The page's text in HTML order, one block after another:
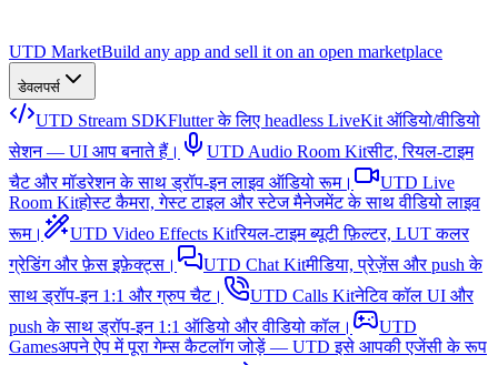
UTD MarketBuild any app and sell it on an open marketplace
डेवलपर्स
UTD Stream SDKFlutter के लिए headless LiveKit ऑडियो/वीडियो
सेशन — UI आप बनाते हैं।
UTD Audio Room Kitसीट, रियल-टाइम
चैट और मॉडरेशन के साथ ड्रॉप-इन लाइव ऑडियो रूम।
UTD Live
Room Kitहोस्ट कैमरा, गेस्ट टाइल और स्टेज मैनेजमेंट के साथ वीडियो लाइव
रूम।
UTD Video Effects Kitरियल-टाइम ब्यूटी फ़िल्टर, LUT कलर
ग्रेडिंग और फ़ेस इफ़ेक्ट्स।
UTD Chat Kitमीडिया, प्रेज़ेंस और push के
साथ ड्रॉप-इन 1:1 और ग्रुप चैट।
UTD Calls Kitनेटिव कॉल UI और
push के साथ ड्रॉप-इन 1:1 ऑडियो और वीडियो कॉल।
UTD
Gamesअपने ऐप में पूरा गेम्स कैटलॉग जोड़ें — UTD इसे आपकी एजेंसी के रूप